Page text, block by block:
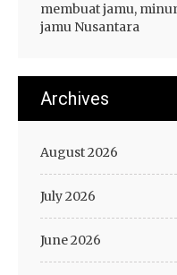
membuat jamu,
jamu Nusantara
Archives
August 2026
July 2026
June 2026